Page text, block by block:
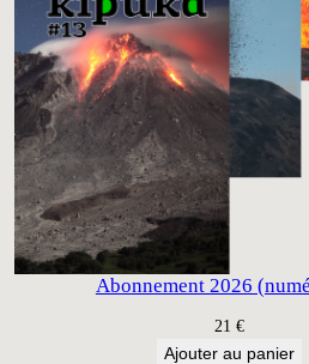
Abonnement 2026
21 €
Ajouter au panier